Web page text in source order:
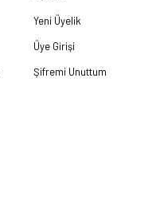
Yeni Üyelik
Üye Girişi
Şifremi Unuttum